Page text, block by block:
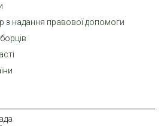
з надання правової допомоги